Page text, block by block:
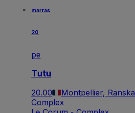
marras
20
pe
Tutu
20.00 Montpellier, Ranska
Complex